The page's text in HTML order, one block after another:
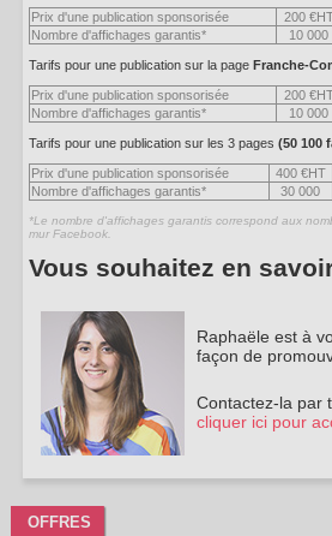
Prix d'une publication sponsorisée 200
Nombre d'affichages garantis*
10 000
Tarifs pour une publication sur la page Franche-
Prix d'une publication sponsorisée 200
Nombre d'affichages garantis*
10 000
Tarifs pour une publication sur les 3 pages (50 100
Prix d'une publication sponsorisée 400 €HT
Nombre d'affichages garantis*
30 000
*Le nombre d'affichages garantis correspond aux
mur Facebook.
Vous souhaitez en
Raphaële est à
façon de
Contactez-la par
cliquer ici pour
OFFRES